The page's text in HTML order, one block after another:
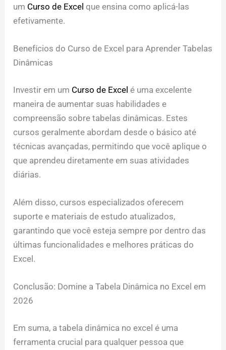
um Curso de Excel que ensina como aplicá-las
efetivamente.
Benefícios do Curso de Excel para Aprender Tabelas
Dinâmicas
Investir em um Curso de Excel é uma excelente
maneira de aumentar suas habilidades e
compreensão sobre tabelas dinâmicas. Estes
cursos geralmente abordam desde o básico até
técnicas avançadas, permitindo que você aplique o
que aprendeu diretamente em suas atividades
diárias.
Além disso, cursos especializados oferecem
suporte e materiais de estudo atualizados,
garantindo que você esteja sempre por dentro das
últimas funcionalidades e melhores práticas do
Excel.
Conclusão: Domine a Tabela Dinâmica no Excel em
2026
Em suma, a tabela dinâmica no excel é uma
ferramenta crucial para qualquer pessoa que